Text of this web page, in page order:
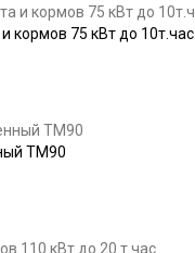
кормов 75 кВт до 10т.час.
ТМ90